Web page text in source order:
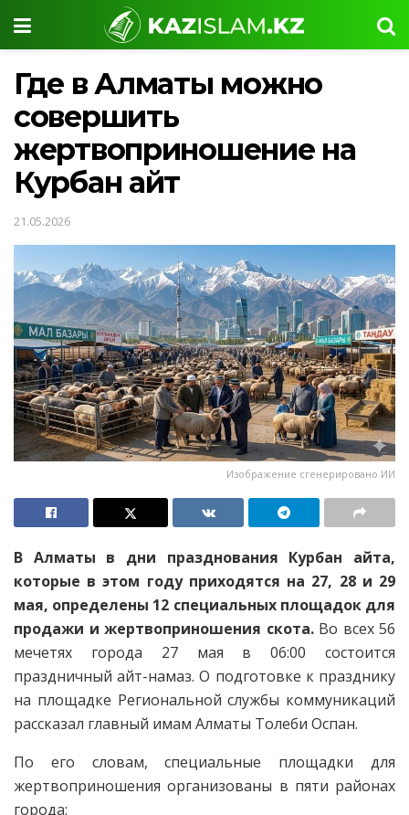
Где в Алматы можно
совершить
жертвоприношение на
Курбан айт
21.05.2026
Изображение сгенерировано ИИ
В Алматы в дни празднования Курбан айта,
которые в этом году приходятся на 27, 28 и 29
мая, определены 12 специальных площадок для
продажи и жертвоприношения скота.Во всех 56
мечетях города 27 мая в 06:00 состоится
праздничный айт-намаз. О подготовке к празднику
на площадке Региональной службы коммуникаций
рассказал главный имам Алматы Толеби Оспан.
По его словам, специальные площадки для
жертвоприношения организованы в пяти районах
города: